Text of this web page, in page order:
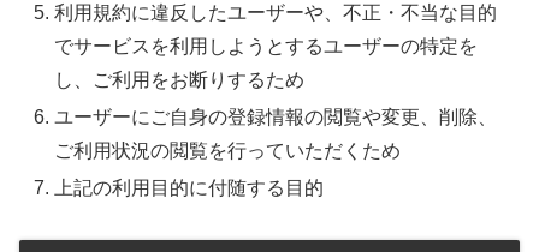
利用規約に違反したユーザーや、不正・不当な目的
でサービスを利用しようとするユーザーの特定を
し、ご利用をお断りするため
ユーザーにご自身の登録情報の閲覧や変更、削除、
ご利用状況の閲覧を行っていただくため
上記の利用目的に付随する目的